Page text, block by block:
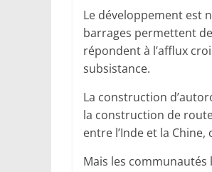
Le développement est
barrages permettent
répondent à l’afflux
subsistance.
La construction
la construction de
entre l’Inde et la
Mais les